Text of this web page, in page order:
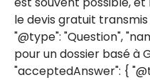
le devis gratuit transmis
"@type": "Question",
pour un dossier basé à
"acceptedAnswer": {